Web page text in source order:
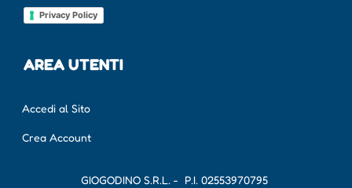
Privacy Policy
AREA UTENTI
Accedi al Sito
Crea Account
GIOGODINO S.R.L. - P.I. 02553970795